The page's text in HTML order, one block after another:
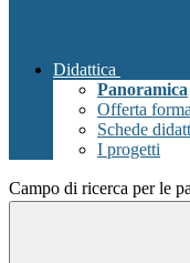
Didattica
Panoramica
Offerta
Schede
I progetti
Campo di ricerca per le